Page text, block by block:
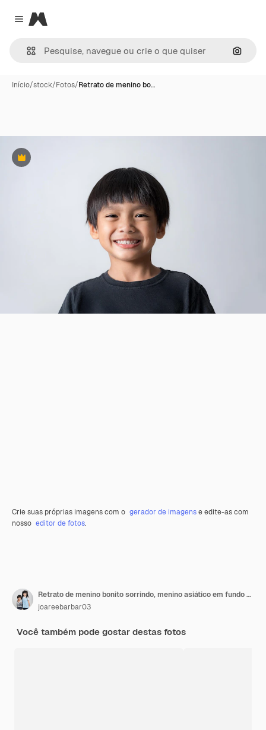
Close menu
Magnific
Início/stock/Fotos/Retrato de menino bo…
Premium
Crie suas próprias imagens com o gerador de imagense edite-as com
nosso editor de fotos.
Retrato de menino bonito sorrindo, menino asiático em fundo branco
joareebarbar03
Você também pode gostar destas fotos